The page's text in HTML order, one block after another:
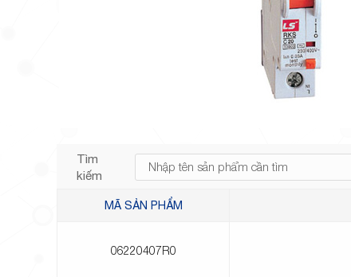
Tìm
kiếm
MÃ SẢN PHẨM
06220407R0